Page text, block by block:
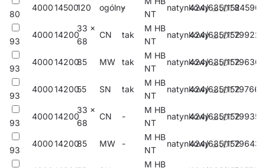
80
400014500120 ogólny
-
NT
natynkowy424/635/152845901
93
400014200
33 x
68
CN tak
M HB
NT
natynkowy424/635/152799228
93
40001420085 MW tak
M HB
NT
natynkowy424/635/152796302
93
40001420055 SN tak
M HB
NT
natynkowy424/635/152797668
93
400014200
33 x
68
CN -
M HB
NT
natynkowy424/635/152799358
93
40001420085 MW -
M HB
NT
natynkowy424/635/152796432
M HB